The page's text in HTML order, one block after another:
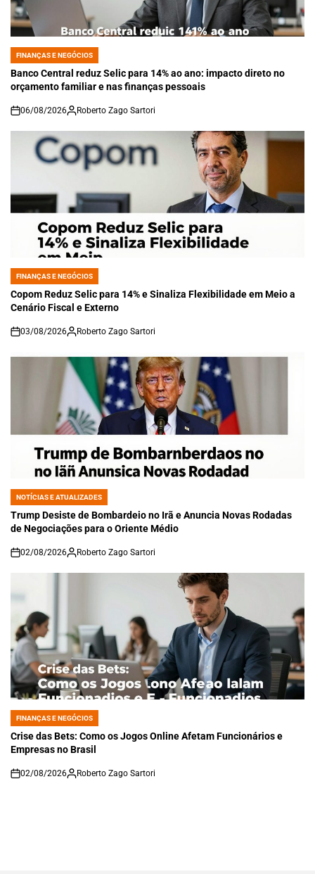
POSTED
IN
FINANÇAS E NEGÓCIOS
Banco Central reduz Selic para 14% ao ano: impacto direto no
orçamento familiar e nas finanças pessoais
on
06/08/2026 Roberto Zago Sartori
POSTED
IN
FINANÇAS E NEGÓCIOS
Copom Reduz Selic para 14% e Sinaliza Flexibilidade em Meio a
Cenário Fiscal e Externo
on
03/08/2026 Roberto Zago Sartori
POSTED
IN
NOTÍCIAS E ATUALIZADES
Trump Desiste de Bombardeio no Irã e Anuncia Novas Rodadas
de Negociações para o Oriente Médio
on
02/08/2026 Roberto Zago Sartori
POSTED
IN
FINANÇAS E NEGÓCIOS
Crise das Bets: Como os Jogos Online Afetam Funcionários e
Empresas no Brasil
on
02/08/2026 Roberto Zago Sartori